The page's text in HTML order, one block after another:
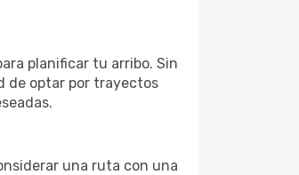
planificar tu arribo. Sin
de optar por trayectos
una ruta con una